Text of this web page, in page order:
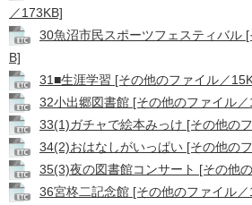
／173KB]
30魚沼市民スポーツフェスティバル
B]
31■生涯学習 [その他のファイル／
32小出郷図書館 [その他のファイル／
33(1)ガチャで絵本みっけ [その他の
34(2)おはなしがいっぱい [その他の
35(3)夜の図書館コンサート [その他
36宮柊二記念館 [その他のファイル／